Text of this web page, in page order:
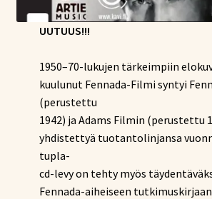
UUTUUS!!!
1950–70-lukujen tärkeimpiin
kuulunut Fennada-Filmi syntyi
(perustettu
1942) ja Adams Filmin (perustettu
yhdistettyä tuotantolinjansa
tupla-
cd-levy on tehty myös
Fennada-aiheiseen tutkimuskirjaan